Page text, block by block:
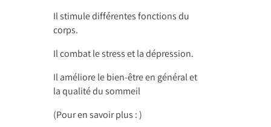
Il stimule différentes fonctions du
corps.
Il combat le stress et la dépression.
Il améliore le bien-être en général et
la qualité du sommeil
(Pour en savoir plus : )